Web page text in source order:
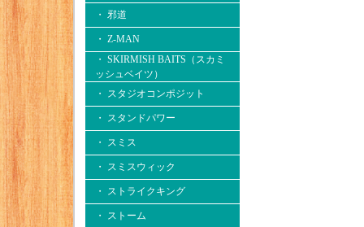
・ 邪道
・ Z-MAN
・ SKIRMISH BAITS（スカミ
ッシュベイツ）
・ スタジオコンポジット
・ スタンドパワー
・ スミス
・ スミスウィック
・ ストライクキング
・ ストーム